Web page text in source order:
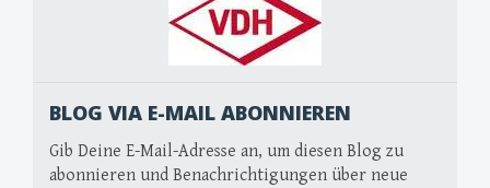
BLOG VIA E-MAIL ABONNIEREN
Gib Deine E-Mail-Adresse an, um diesen Blog zu
abonnieren und Benachrichtigungen über neue